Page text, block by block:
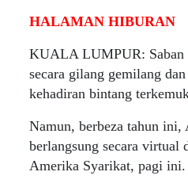
HALAMAN HIBURAN
KUALA LUMPUR: Saban
secara gilang gemilang
kehadiran bintang
Namun, berbeza tahun
berlangsung secara virtual
Amerika Syarikat, pagi ini.